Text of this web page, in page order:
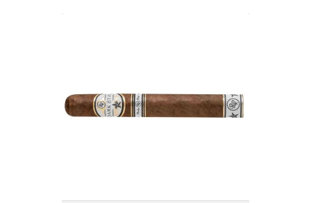
Ringmass: 52
Länge: 15.2
mittelkräftig